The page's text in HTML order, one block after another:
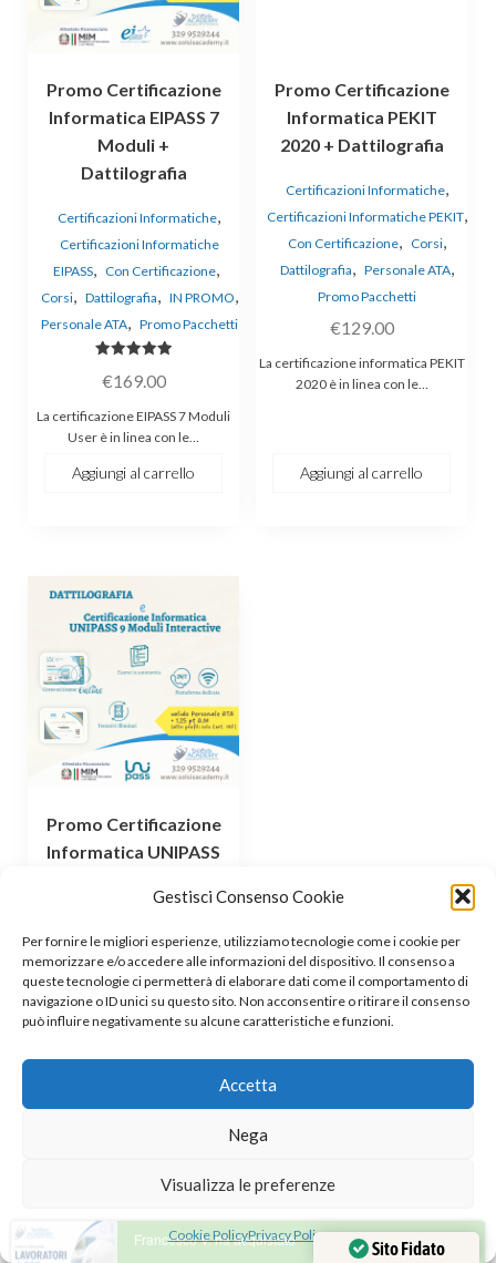
Gestisci Consenso Cookie
Per fornire le migliori esperienze, utilizziamo tecnologie come i cookie per
memorizzare e/o accedere alle informazioni del dispositivo. Il consenso a
queste tecnologie ci permetterà di elaborare dati come il comportamento di
navigazione o ID unici su questo sito. Non acconsentire o ritirare il consenso
può influire negativamente su alcune caratteristiche e funzioni.
Accetta
Nega
Visualizza le preferenze
Cookie PolicyPrivacy Policy
Promo Certificazione
Informatica EIPASS 7
Moduli +
Dattilografia
Certificazioni Informatiche,
Certificazioni Informatiche
EIPASS, Con Certificazione,
Corsi, Dattilografia, IN PROMO,
Personale ATA, Promo Pacchetti
5.00
€169.00
La certificazione EIPASS 7 Moduli
User è in linea con le…
Aggiungi al carrello
Promo Certificazione
Informatica PEKIT
2020 + Dattilografia
Certificazioni Informatiche,
Certificazioni Informatiche PEKIT,
Con Certificazione, Corsi,
Dattilografia, Personale ATA,
Promo Pacchetti
€129.00
La certificazione informatica PEKIT
2020 è in linea con le…
Aggiungi al carrello
Promo Certificazione
Informatica UNIPASS
Dattilografia
Certificazioni Informatiche ,
Certificazioni Informatiche
UNIPASS, Con Certificazione,
, Dattilografia , ,
Personale ATA, Promo Pacchetti
Aggiungi al carrello
Sito Fidato